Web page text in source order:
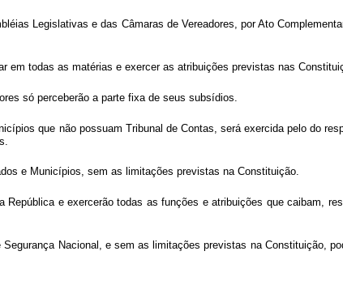
Legislativas e das Câmaras de Vereadores, por Ato
em todas as matérias e exercer as atribuições previstas nas
só perceberão a parte fixa de seus subsídios.
que não possuam Tribunal de Contas, será exercida pelo do
e Municípios, sem as limitações previstas na Constituição.
e exercerão todas as funções e atribuições que caibam,
Nacional, e sem as limitações previstas na Constituição,